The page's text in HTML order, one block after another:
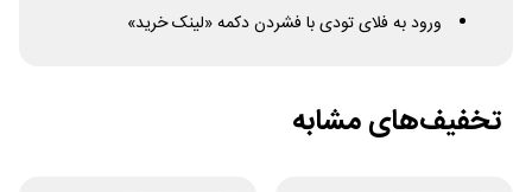
ورود به فلای تودی با فشردن دکمه «لینک خرید»
تخفیف‌های مشابه